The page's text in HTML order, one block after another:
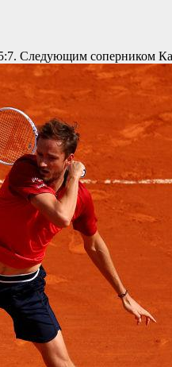
Следующим соперником